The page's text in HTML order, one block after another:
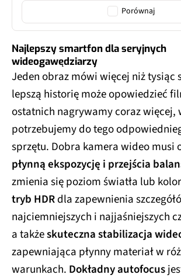
Porównaj
Najlepszy smartfon dla seryjnych
wideogawędziarzy
Jeden obraz mówi więcej niż tysiąc
lepszą historię może opowiedzieć
ostatnich nagrywamy coraz więcej,
potrzebujemy do tego
sprzętu. Dobra kamera wideo musi
płynną ekspozycję i przejścia
zmienia się poziom światła lub
tryb HDRdla zapewnienia
najciemniejszych i najjaśniejszych
a takżeskuteczna stabilizacja
zapewniająca płynny materiał w
warunkach. Dokładny autofocus